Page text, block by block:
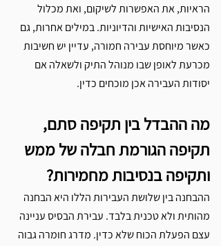
הראיות, את האפשרות לשיקום, ואת מכלול
הנסיבות האישיות והדיוניות. במילים אחרות, גם
כאשר מיוחסת עבירה חמורה, עדיין יש חשיבות
מכרעת לאופן שבו מנוהל התיק ולשאלה אם
יסודות העבירה אכן מוכחים כדין.
מה ההבדל בין תקיפה סתם,
תקיפה הגורמת חבלה של ממש
ותקיפה בנסיבות מחמירות?
ההבחנה בין שלושת העבירות הללו היא הבחנה
מהותית ולא טכנית בלבד. עבירת הבסיס עניינה
עצם הפעלת הכוח שלא כדין. מדרג חומרה גבוה